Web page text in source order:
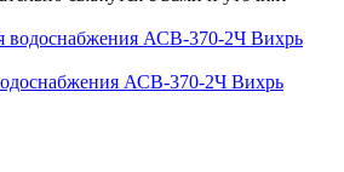
АСВ-370-2Ч Вихрь